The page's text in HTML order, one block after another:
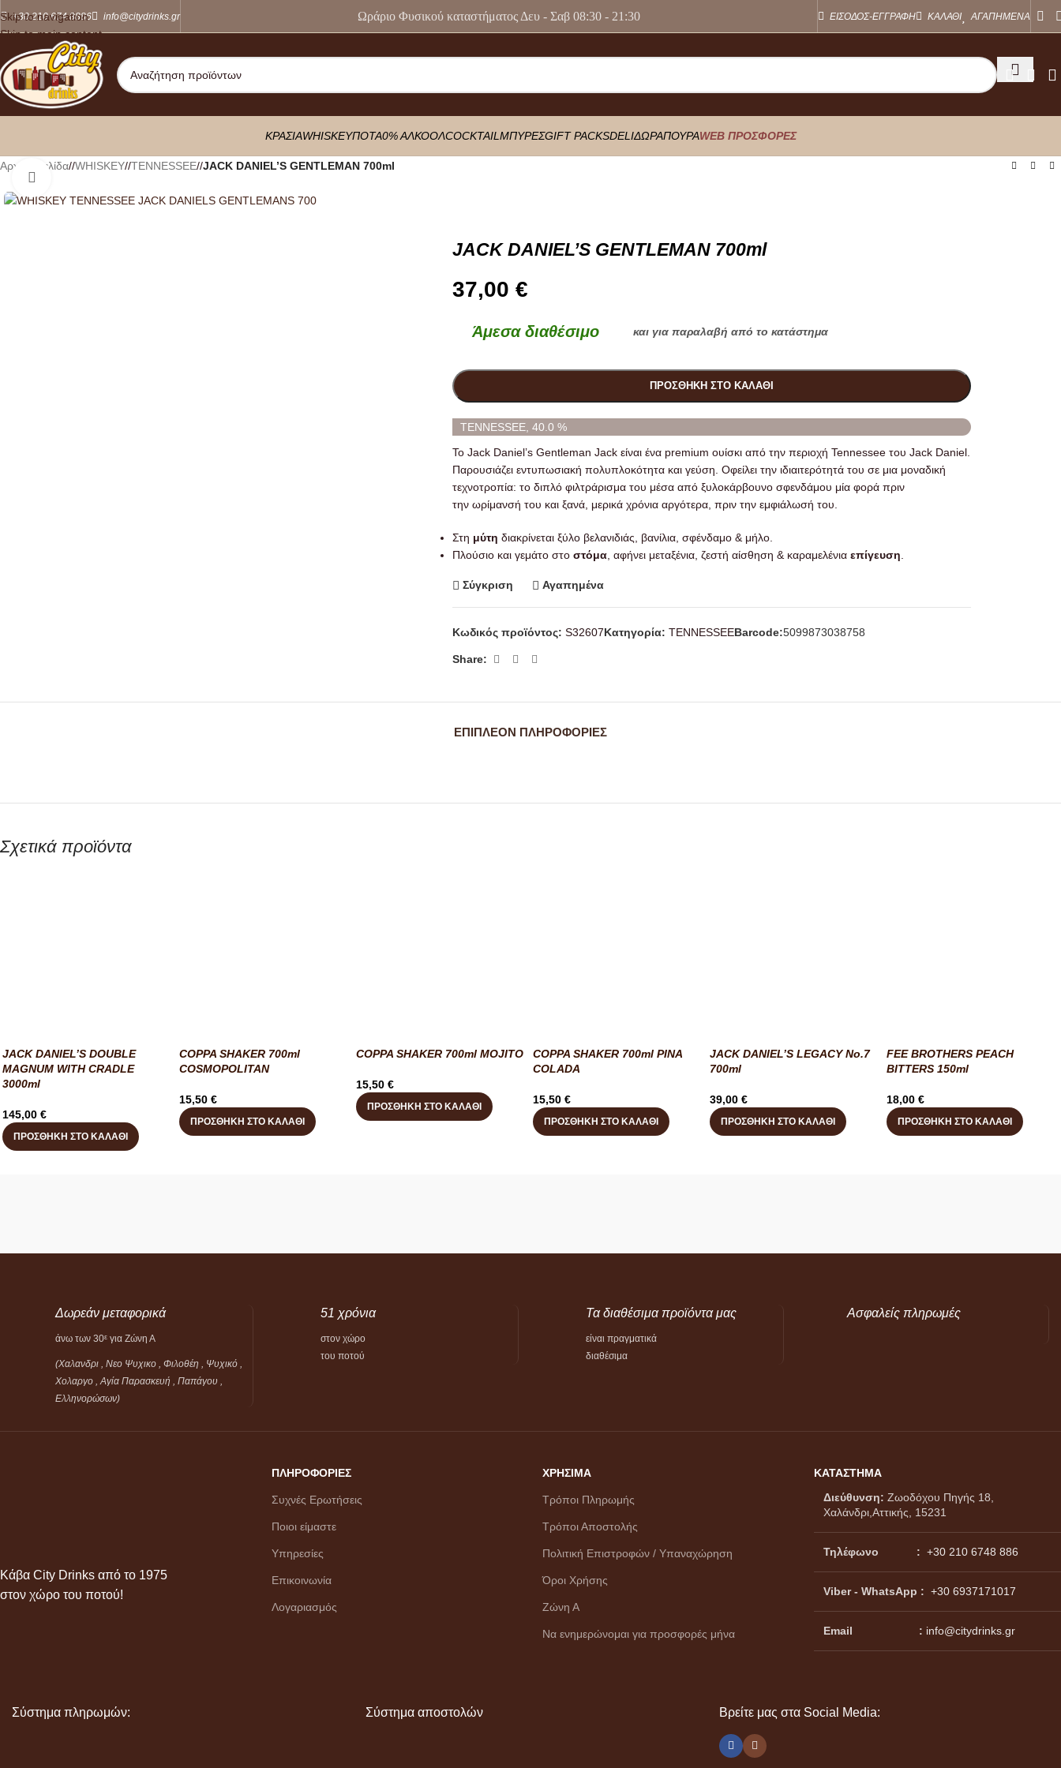
Skip to navigation
Skip to main content
+30 210 674 8886 info@citydrinks.gr Ωράριο Φυσικού καταστήματος Δευ - Σαβ 08:30 - 21:30 ΕΙΣΟΔΟΣ-ΕΓΓΡΑΦΗ ΚΑΛΑΘΙ ΑΓΑΠΗΜΕΝΑ
ΚΡΑΣΙΑWHISKEYΠΟΤΑ0% ΑΛΚΟΟΛCOCKTAIL ΜΠΥΡΕΣGIFT PACKSDELIΔΩΡΑΠΟΥΡΑWEB ΠΡΟΣΦΟΡΕΣ
Αρχική σελίδα/ WHISKEY/ TENNESSEΕ/ JACK DANIEL’S GENTLEMAN 700ml
JACK DANIEL’S GENTLEMAN 700ml
37,00 €
Άμεσα διαθέσιμο και για παραλαβή από το κατάστημα
ΠΡΟΣΘΉΚΗ ΣΤΟ ΚΑΛΆΘΙ
TENNESSEE, 40.0 %
To Jack Daniel’s Gentleman Jack είναι ένα premium ουίσκι από την περιοχή Tennessee του Jack Daniel.
Παρουσιάζει εντυπωσιακή πολυπλοκότητα και γεύση. Οφείλει την ιδιαιτερότητά του σε μια μοναδική
τεχνοτροπία: το διπλό φιλτράρισμα του μέσα από ξυλοκάρβουνο σφενδάμου μία φορά πριν
την ωρίμανσή του και ξανά, μερικά χρόνια αργότερα, πριν την εμφιάλωσή του.
Στη μύτη διακρίνεται ξύλο βελανιδιάς, βανίλια, σφένδαμο & μήλο.
Πλούσιο και γεμάτο στο στόμα, αφήνει μεταξένια, ζεστή αίσθηση & καραμελένια επίγευση
Σύγκριση Αγαπημένα
Κωδικός προϊόντος: S32607Κατηγορία: TENNESSEΕBarcode:5099873038758
Share:
ΕΠΙΠΛΈΟΝ ΠΛΗΡΟΦΟΡΊΕΣ
Σχετικά προϊόντα
JACK DANIEL’S DOUBLE
MAGNUM WITH CRADLE
3000ml
145,00 €
ΠΡΟΣΘΉΚΗ ΣΤΟ ΚΑΛΆΘΙ
COPPA SHAKER 700ml
COSMOPOLITAN
15,50 €
ΠΡΟΣΘΉΚΗ ΣΤΟ ΚΑΛΆΘΙ
COPPA SHAKER 700ml MOJITO
15,50 €
ΠΡΟΣΘΉΚΗ ΣΤΟ ΚΑΛΆΘΙ
COPPA SHAKER 700ml PINA
COLADA
15,50 €
ΠΡΟΣΘΉΚΗ ΣΤΟ ΚΑΛΆΘΙ
JACK DANIEL’S LEGACY No.7
700ml
39,00 €
ΠΡΟΣΘΉΚΗ ΣΤΟ ΚΑΛΆΘΙ
FEE BROTHERS PEACH
BITTERS 150ml
18,00 €
ΠΡΟΣΘΉΚΗ ΣΤΟ ΚΑΛΆΘΙ
Δωρεάν μεταφορικά
άνω των 30ε για Ζώνη Α
(Χαλανδρι , Νεο Ψυχικο , Φιλοθέη ,
Ψυχικό ,
Χολαργο , Αγία Παρασκευή , Παπάγου ,
Ελληνορώσων)
51 χρόνια
στον χώρο
του ποτού
Τα διαθέσιμα προϊόντα μας
είναι πραγματικά
διαθέσιμα
Ασφαλείς πληρωμές
Κάβα City Drinks από το 1975
στον χώρο του ποτού!
ΠΛΗΡΟΦΟΡΙΕΣ
Συχνές Ερωτήσεις
Ποιοι είμαστε
Υπηρεσίες
Επικοινωνία
Λογαριασμός
ΧΡΗΣΙΜΑ
Τρόποι Πληρωμής
Τρόποι Αποστολής
Πολιτική Επιστροφών / Υπαναχώρηση
Όροι Χρήσης
Ζώνη Α
Να ενημερώνομαι για προσφορές μήνα
ΚΑΤΑΣΤΗΜΑ
Διεύθυνση: Ζωοδόχου Πηγής 18,
Χαλάνδρι,Αττικής, 15231
Τηλέφωνο : +30 210 6748 886
Viber - WhatsApp : +30 6937171017
Email : info@citydrinks.gr
Σύστημα πληρωμών: Σύστημα αποστολών Βρείτε μας στα Social Media: